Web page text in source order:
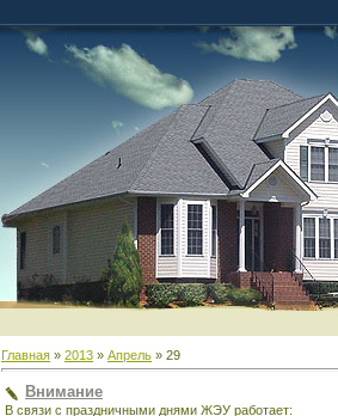
Главная » 2013 » Апрель » 29
Внимание
В связи с праздничными днями ЖЭУ работает: